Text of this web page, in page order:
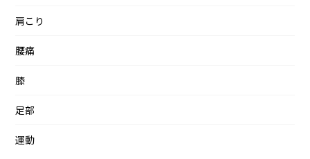
肩こり
腰痛
膝
足部
運動